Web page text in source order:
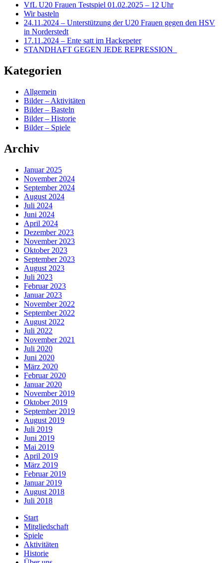
VfL U20 Frauen Testspiel 01.02.2025 – 12 Uhr
Wir basteln
24.11.2024 – Unterstützung der U20 Frauen gegen den HSV
in Norderstedt
17.11.2024 – Ente satt im Hackepeter
STANDHAFT GEGEN JEDE REPRESSION
Kategorien
Allgemein
Bilder – Aktivitäten
Bilder – Basteln
Bilder – Historie
Bilder – Spiele
Archiv
Januar 2025
November 2024
September 2024
August 2024
Juli 2024
Juni 2024
April 2024
Dezember 2023
November 2023
Oktober 2023
September 2023
August 2023
Juli 2023
Februar 2023
Januar 2023
November 2022
September 2022
August 2022
Juli 2022
November 2021
Juli 2020
Juni 2020
März 2020
Februar 2020
Januar 2020
November 2019
Oktober 2019
September 2019
August 2019
Juli 2019
Juni 2019
Mai 2019
April 2019
März 2019
Februar 2019
Januar 2019
August 2018
Juli 2018
Start
Mitgliedschaft
Spiele
Aktivitäten
Historie